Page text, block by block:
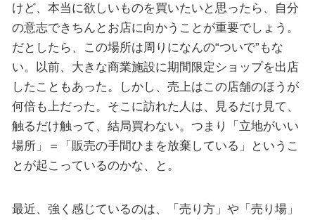
けど、本当に欲しいものを買いたいと思ったら、自分
の意志できちんとお店に向かうことが重要でしょう。
だとしたら、この場所は周りになんの“ついで”もな
い。以前、大きな商業施設に期間限定ショップを出店
したこともあった。しかし、売上はこの店舗のほうが
何倍も上だった。そこに訪れた人は、見るだけ見て、
触るだけ触って、結局買わない。つまり「立地がいい
場所」＝「販売の手間ひまを放棄している」というこ
とが起こっているのかな、と。
最近、強く感じているのは、「売り方」や「売り場」